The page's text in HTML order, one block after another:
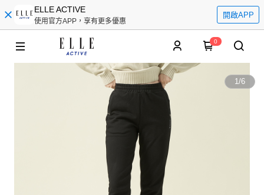
ELLE ACTIVE
使用官方APP，享有更多優惠
開啟APP
0
1/6